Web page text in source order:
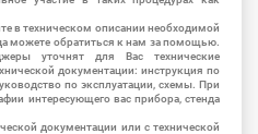
в техническом описании необходимой
можете обратиться к нам за помощью.
уточнят для Вас технические
документации: инструкция по
по эксплуатации, схемы. При
интересующего вас прибора, стенда
документации или с технической